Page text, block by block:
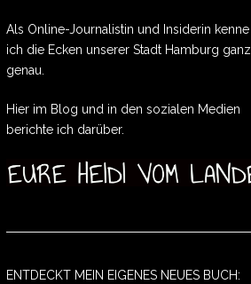
Als Online-Journalistin und Insiderin kenne
ich die Ecken unserer Stadt Hamburg ganz
genau.
Hier im Blog und in den sozialen Medien
berichte ich darüber.
ENTDECKT MEIN EIGENES NEUES BUCH: